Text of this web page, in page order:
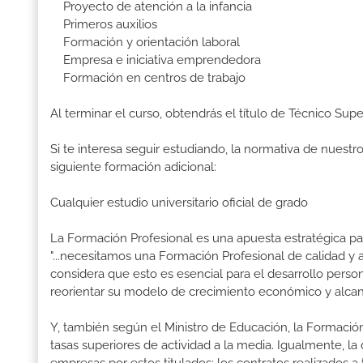
Proyecto de atención a la infancia
Primeros auxilios
Formación y orientación laboral
Empresa e iniciativa emprendedora
Formación en centros de trabajo
Al terminar el curso, obtendrás el título de Técnico
Si te interesa seguir estudiando, la normativa de
siguiente formación adicional:
Cualquier estudio universitario oficial de grado
La Formación Profesional es una apuesta estratégica
"...necesitamos una Formación Profesional de calidad
considera que esto es esencial para el desarrollo
reorientar su modelo de crecimiento económico y
Y, también según el Ministro de Educación, la
tasas superiores de actividad a la media. Igualmente,